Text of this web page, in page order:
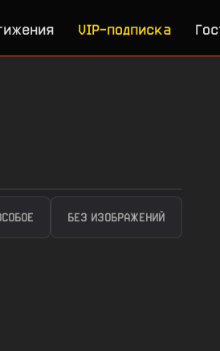
VIP-подписка
БЕЗ ИЗОБРАЖЕНИЙ